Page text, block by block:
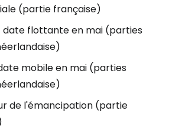
(partie française)
date flottante en mai (parties
mobile en mai (parties
de l'émancipation (partie